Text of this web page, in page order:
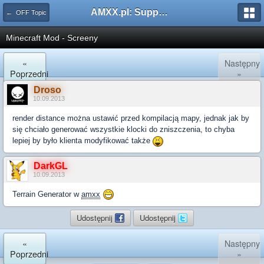
← OFF Topic AMXX.pl: Support AMX Mod X i SourceMod
Minecraft Mod - Screeny
«
Poprzedni
Następny
»
Droso
10.09.2013
render distance można ustawić przed kompilacją mapy, jednak jak by
się chciało generować wszystkie klocki do zniszczenia, to chyba
lepiej by było klienta modyfikować także
DarkGL
10.09.2013
Terrain Generator w amxx
Udostępnij Udostępnij
«
Poprzedni
Następny
»